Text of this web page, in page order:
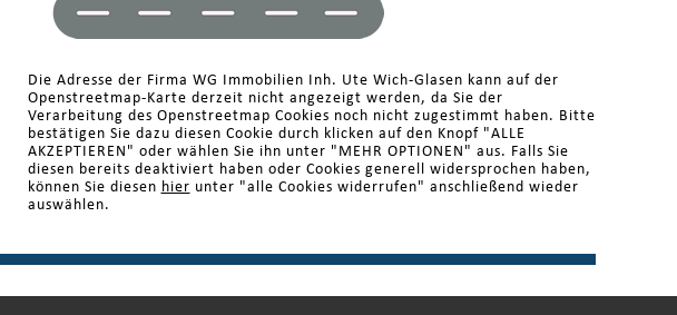
Die Adresse der Firma WG Immobilien Inh. Ute Wich-Glasen kann auf der
Openstreetmap-Karte derzeit nicht angezeigt werden, da Sie der
Verarbeitung des Openstreetmap Cookies noch nicht zugestimmt haben. Bitte
bestätigen Sie dazu diesen Cookie durch klicken auf den Knopf "ALLE
AKZEPTIEREN" oder wählen Sie ihn unter "MEHR OPTIONEN" aus. Falls Sie
diesen bereits deaktiviert haben oder Cookies generell widersprochen haben,
können Sie diesen hier unter "alle Cookies widerrufen" anschließend wieder
auswählen.